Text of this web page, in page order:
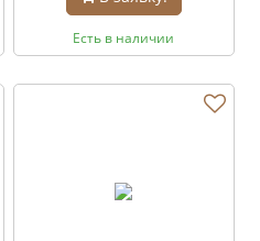
Есть в наличии